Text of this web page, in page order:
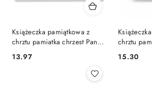
Książeczka pamiątkowa z
chrztu pamiatka chrzest Pan
Dragon
Cena:
13.97
chrztu
Pan Dragon
Cena:
15.30